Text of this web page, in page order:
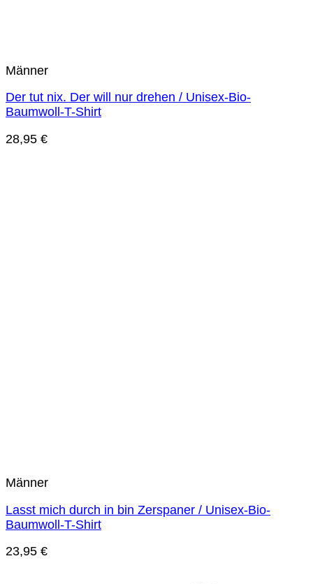
Männer
Der tut nix. Der will nur drehen / Unisex-Bio-
Baumwoll-T-Shirt
28,95 €
Männer
Lasst mich durch in bin Zerspaner / Unisex-Bio-
Baumwoll-T-Shirt
23,95 €